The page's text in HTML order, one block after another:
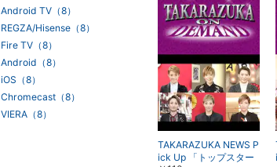
TAKARAZUKA NEWS P
ick Up 「トップスター
Android TV（8）
REGZA/Hisense（8）
Fire TV（8）
Android（8）
iOS（8）
Chromecast（8）
VIERA（8）